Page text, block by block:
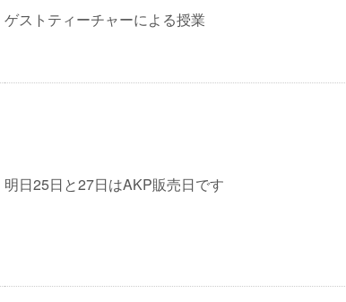
ゲストティーチャーによる授業
明日25日と27日はAKP販売日です